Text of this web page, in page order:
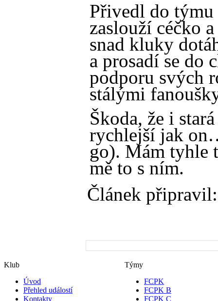
Přivedl do
zaslouží céčko
snad kluky
a prosadí se do
podporu svých
stálými
Škoda, že i
rychlejší jak
go). Mám tyhle
mě to s ním.
Článek připravil:
Klub
Úvod
Přehled událostí
Kontakty
Týmy
FCPK
FCPK B
FCPK C